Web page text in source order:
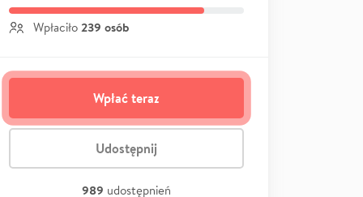
Wpłaciło 239 osób
Wpłać teraz
Udostępnij
989 udostępnień